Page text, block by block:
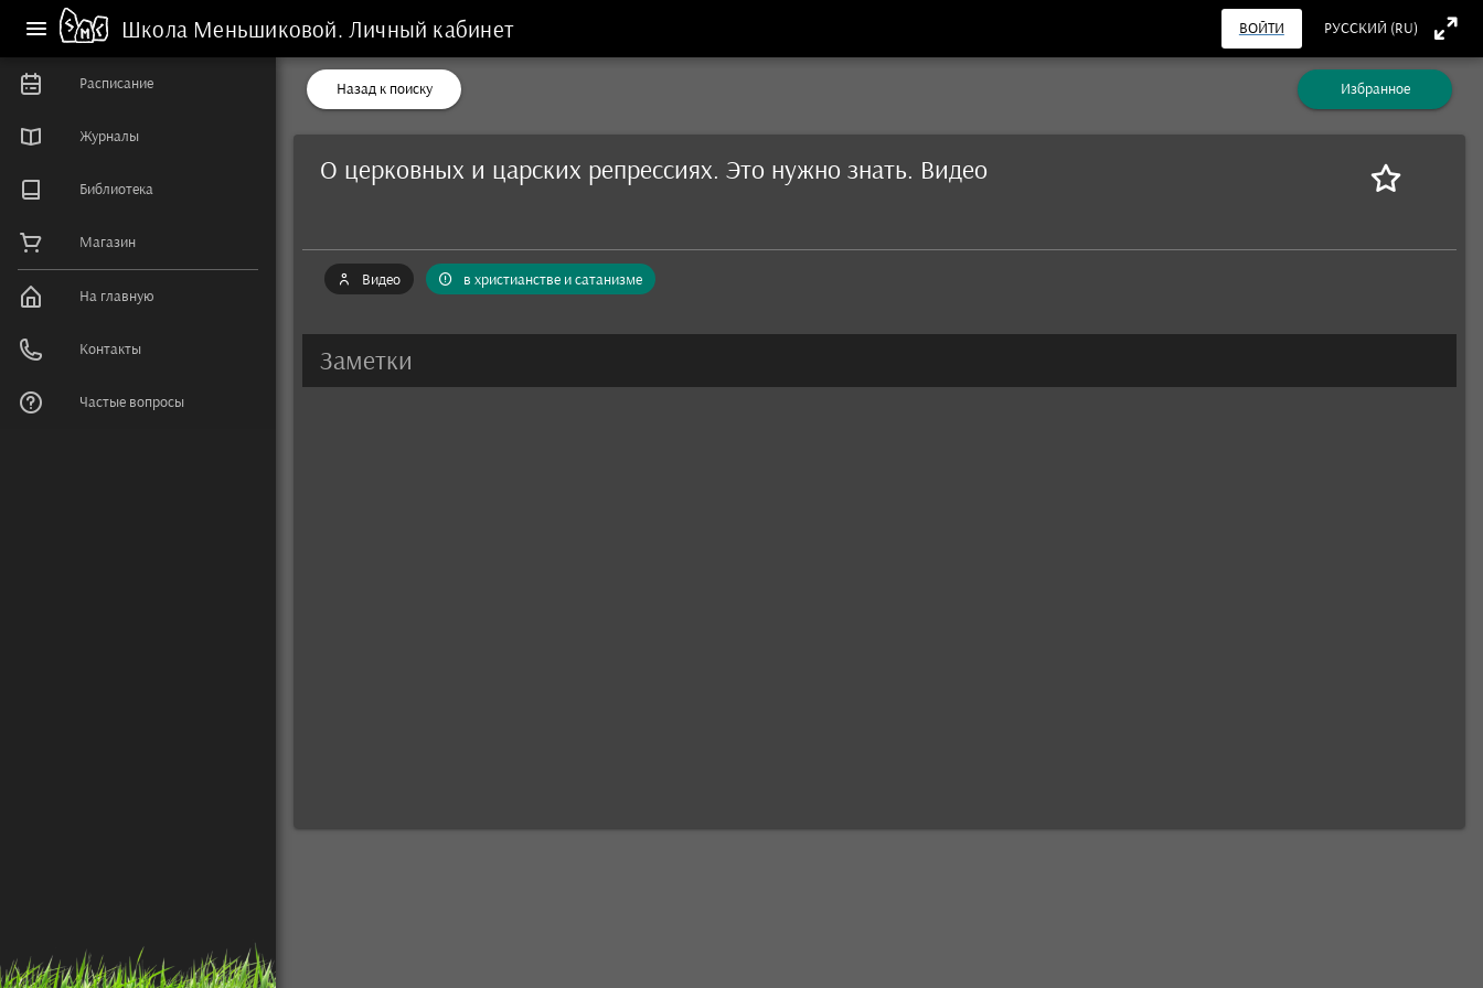
Школа Меньшиковой. Личный кабинет ВОЙТИ РУССКИЙ (RU)
Расписание
Журналы
Библиотека
Магазин
На главную
Контакты
Частые вопросы
Назад к поиску Избранное
О церковных и царских репрессиях. Это нужно знать. Видео
Видео в христианстве и сатанизме
Заметки